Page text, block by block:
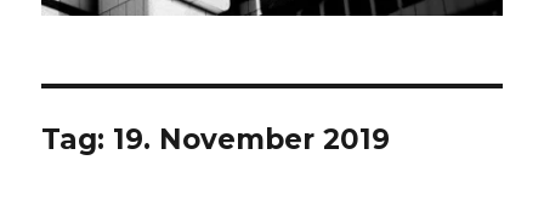
Tag: 19. November 2019